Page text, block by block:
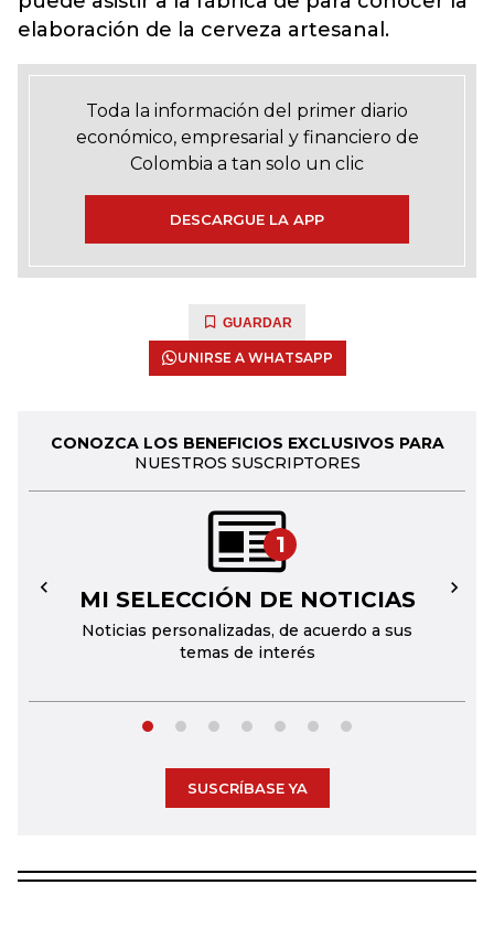
elaboración de la cerveza artesanal.
Toda la información del primer diario
económico, empresarial y financiero de
Colombia a tan solo un clic
DESCARGUE LA APP
GUARDAR
UNIRSE A WHATSAPP
CONOZCA LOS BENEFICIOS EXCLUSIVOS PARA
NUESTROS SUSCRIPTORES
1
MI SELECCIÓN DE NOTICIAS
Noticias personalizadas, de acuerdo a sus
temas de interés
← →
SUSCRÍBASE YA